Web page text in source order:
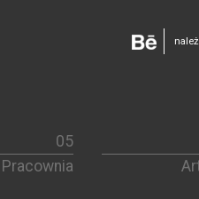
Pracownia